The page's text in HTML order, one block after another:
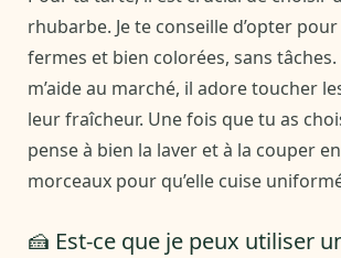
rhubarbe. Je te conseille d’opter
fermes et bien colorées, sans tâches.
m’aide au marché, il adore toucher
leur fraîcheur. Une fois que tu as
pense à bien la laver et à la couper
morceaux pour qu’elle cuise
🍰 Est-ce que je peux utiliser